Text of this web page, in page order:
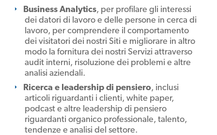
Business Analytics, per profilare gli interessi
dei datori di lavoro e delle persone in cerca di
lavoro, per comprendere il comportamento
dei visitatori dei nostri Siti e migliorare in altro
modo la fornitura dei nostri Servizi attraverso
audit interni, risoluzione dei problemi e altre
analisi aziendali.
Ricerca e leadership di pensiero, inclusi
articoli riguardanti i clienti, white paper,
podcast e altre leadership di pensiero
riguardanti organico professionale, talento,
tendenze e analisi del settore.